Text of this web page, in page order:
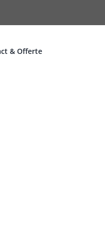
& Offerte